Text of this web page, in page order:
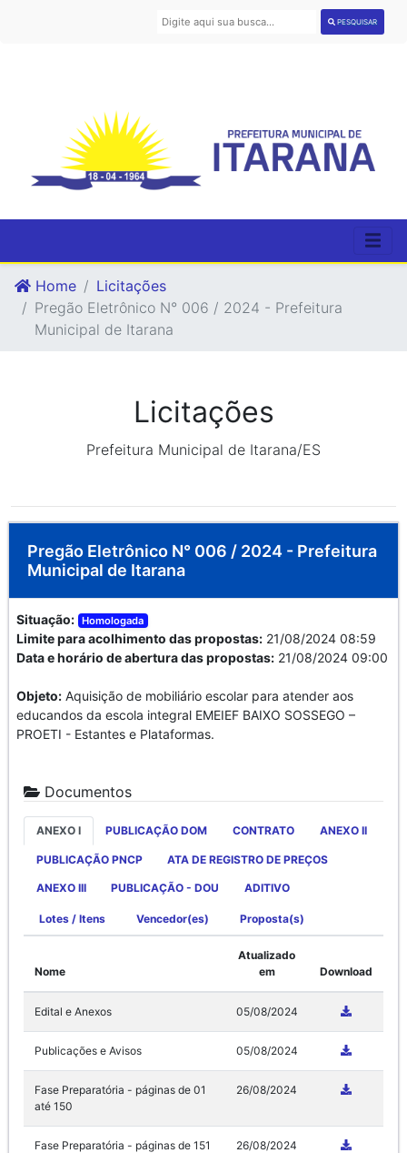
PESQUISAR
Home
Licitações
Pregão Eletrônico N° 006 / 2024 - Prefeitura
Municipal de Itarana
Licitações
Prefeitura Municipal de Itarana/ES
Pregão Eletrônico N° 006 / 2024 - Prefeitura
Municipal de Itarana
Situação: Homologada
Limite para acolhimento das propostas: 21/08/2024 08:59
Data e horário de abertura das propostas: 21/08/2024 09:00
Objeto: Aquisição de mobiliário escolar para atender aos
educandos da escola integral EMEIEF BAIXO SOSSEGO –
PROETI - Estantes e Plataformas.
Documentos
ANEXO I PUBLICAÇÃO DOM CONTRATO ANEXO II
PUBLICAÇÃO PNCP ATA DE REGISTRO DE PREÇOS
ANEXO III PUBLICAÇÃO - DOU ADITIVO
Lotes / Itens Vencedor(es) Proposta(s)
Nome
Atualizado
em
Download
Edital e Anexos 05/08/2024
Publicações e Avisos 05/08/2024
Fase Preparatória - páginas de 01
até 150
26/08/2024
Fase Preparatória - páginas de 151
26/08/2024